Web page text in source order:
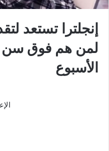
إنجلترا تستعد
لمن هم فوق سن
الأسبوع